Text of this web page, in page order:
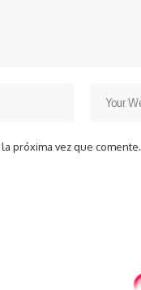
próxima vez que comente.